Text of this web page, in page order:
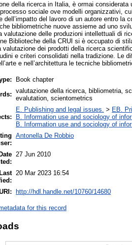
della ricerca in Italia, è ormai
sociale ove modelli organizzativi,
dell’impatto del lavoro di un autore entro
bibliometriche nuove assieme ad uno
valutazione delle produzioni intellettuali di
Biblioteche della CRUI si è occupato di
valutazione dei prodotti della ricerca
e criteri consolidati nella tradizione. Le
e nell’architettura le tecniche
Book chapter
valutazione della ricerca, bibliometria,
evalutation, scientometrics
E. Publishing and legal issues. > EB.
B. Information use and sociology of
B. Information use and sociology of
Antonella De Robbio
Date 27 Jun 2010
Last 20 Mar 2023 16:54
http://hdl.handle.net/10760/14680
for this record